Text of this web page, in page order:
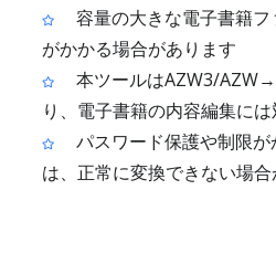
容量の大きな電子書籍
がかかる場合があります
本ツールはAZW3/
り、電子書籍の内容編集に
パスワード保護や制限
は、正常に変換できない場